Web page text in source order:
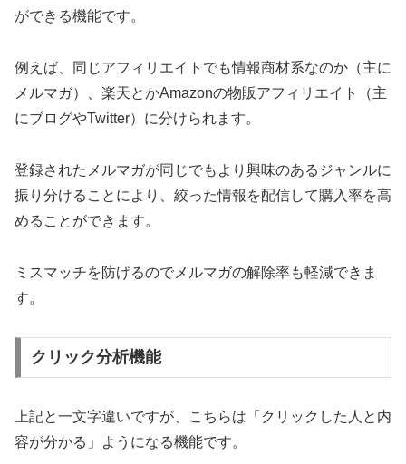
ができる機能です。
例えば、同じアフィリエイトでも情報商材系なのか（主に
メルマガ）、楽天とかAmazonの物販アフィリエイト（主
にブログやTwitter）に分けられます。
登録されたメルマガが同じでもより興味のあるジャンルに
振り分けることにより、絞った情報を配信して購入率を高
めることができます。
ミスマッチを防げるのでメルマガの解除率も軽減できま
す。
クリック分析機能
上記と一文字違いですが、こちらは「クリックした人と内
容が分かる」ようになる機能です。